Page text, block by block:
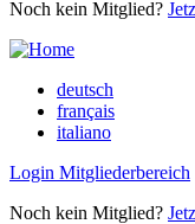
Noch kein Mitglied?
deutsch
français
italiano
Login Mitgliederbereich
Noch kein Mitglied?